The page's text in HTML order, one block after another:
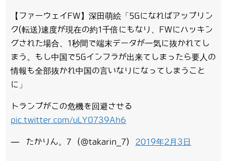
【ファーウェイFW】深田萌絵「5Gになればアップリン
ク(転送)速度が現在の約1千倍にもなり、FWにハッキン
グされた場合、1秒間で端末データが一気に抜かれてし
まう。もし中国で5Gインフラが出来てしまったら要人の
情報も全部抜かれ中国の言いなりになってしまうこと
に」
トランプがこの危機を回避させる
pic.twitter.com/uLYO739Ah6
— たかりん。7 (@takarin_7) 2019年2月3日